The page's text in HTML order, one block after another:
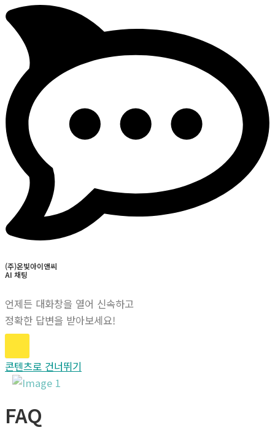
(주)온빛아이앤씨
AI 채팅
언제든 대화창을 열어 신속하고
정확한 답변을 받아보세요!
콘텐츠로 건너뛰기
FAQ